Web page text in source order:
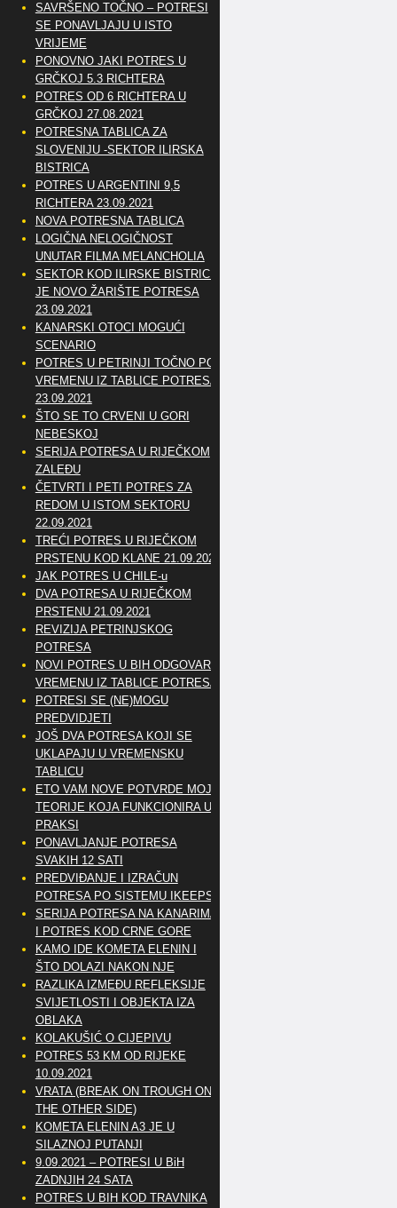
SAVRŠENO TOČNO – POTRESI
SE PONAVLJAJU U ISTO
VRIJEME
PONOVNO JAKI POTRES U
GRČKOJ 5.3 RICHTERA
POTRES OD 6 RICHTERA U
GRČKOJ 27.08.2021
POTRESNA TABLICA ZA
SLOVENIJU -SEKTOR ILIRSKA
BISTRICA
POTRES U ARGENTINI 9,5
RICHTERA 23.09.2021
NOVA POTRESNA TABLICA
LOGIČNA NELOGIČNOST
UNUTAR FILMA MELANCHOLIA
SEKTOR KOD ILIRSKE BISTRICE
JE NOVO ŽARIŠTE POTRESA
23.09.2021
KANARSKI OTOCI MOGUĆI
SCENARIO
POTRES U PETRINJI TOČNO PO
VREMENU IZ TABLICE POTRESA
23.09.2021
ŠTO SE TO CRVENI U GORI
NEBESKOJ
SERIJA POTRESA U RIJEČKOM
ZALEĐU
ČETVRTI I PETI POTRES ZA
REDOM U ISTOM SEKTORU
22.09.2021
TREĆI POTRES U RIJEČKOM
PRSTENU KOD KLANE 21.09.2021
JAK POTRES U CHILE-u
DVA POTRESA U RIJEČKOM
PRSTENU 21.09.2021
REVIZIJA PETRINJSKOG
POTRESA
NOVI POTRES U BIH ODGOVARA
VREMENU IZ TABLICE POTRESA
POTRESI SE (NE)MOGU
PREDVIDJETI
JOŠ DVA POTRESA KOJI SE
UKLAPAJU U VREMENSKU
TABLICU
ETO VAM NOVE POTVRDE MOJE
TEORIJE KOJA FUNKCIONIRA U
PRAKSI
PONAVLJANJE POTRESA
SVAKIH 12 SATI
PREDVIĐANJE I IZRAČUN
POTRESA PO SISTEMU IKEEPS
SERIJA POTRESA NA KANARIMA
I POTRES KOD CRNE GORE
KAMO IDE KOMETA ELENIN I
ŠTO DOLAZI NAKON NJE
RAZLIKA IZMEĐU REFLEKSIJE
SVIJETLOSTI I OBJEKTA IZA
OBLAKA
KOLAKUŠIĆ O CIJEPIVU
POTRES 53 KM OD RIJEKE
10.09.2021
VRATA (BREAK ON TROUGH ON
THE OTHER SIDE)
KOMETA ELENIN A3 JE U
SILAZNOJ PUTANJI
9.09.2021 – POTRESI U BiH
ZADNJIH 24 SATA
POTRES U BIH KOD TRAVNIKA